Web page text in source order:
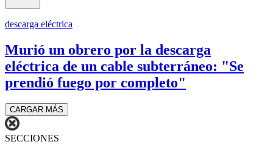
descarga eléctrica
Murió un obrero por la descarga
eléctrica de un cable subterráneo: "Se
prendió fuego por completo"
CARGAR MÁS
SECCIONES